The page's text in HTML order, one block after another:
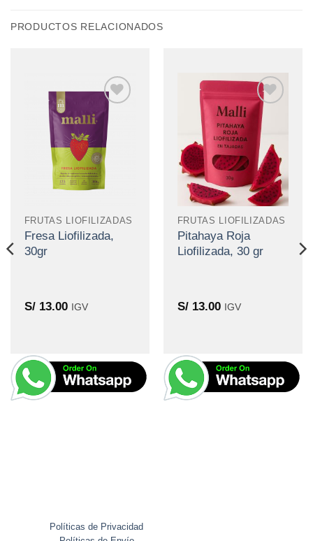
PRODUCTOS RELACIONADOS
Añadir
a la
lista de
deseos
FRUTAS LIOFILIZADAS
Fresa Liofilizada,
30gr
S/13.00 IGV
Añadir
a la
lista de
deseos
FRUTAS LIOFILIZADAS
Pitahaya Roja
Liofilizada, 30 gr
S/13.00 IGV
Políticas de Privacidad